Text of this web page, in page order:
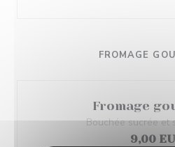
FROMAGE
Fromage
Bouchée sucrée et
9,00